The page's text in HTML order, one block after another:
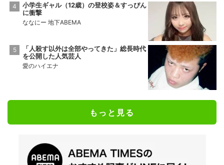
小学生ギャル（12歳）の登校姿＆すっぴん
に衝撃
ななにー 地下ABEMA
「人殺す以外は全部やってきた」総長時代
を公開した人気芸人
愛のハイエナ
もっと見る